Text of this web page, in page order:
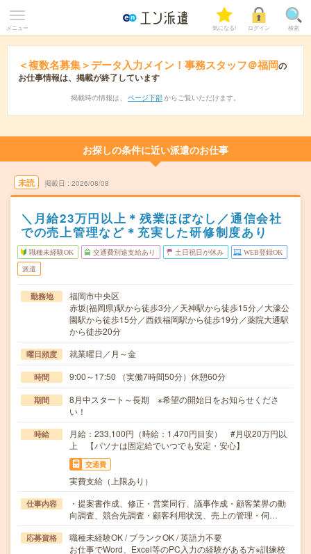
メニュー 気になる! ログイン 検索
＜複数名募集＞データ入力メイン！事務スタッフ＠福岡の
お仕事情報は、掲載が終了しています
掲載時の情報は、 ページ下部 からご覧いただけます。
お探しの条件に近い派遣のお仕事
未読 掲載日 2026/08/08
＼月給23万円以上＊残業ほぼなし／通信会社
での売上管理など＊充実した研修制度あり
職種未経験OK 交通費別途支給あり 土日祝日が休み WEB登録OK
派遣
勤務地
福岡市中央区
赤坂(福岡県)駅から徒歩3分／天神駅から徒歩15分／大濠公
園駅から徒歩15分／西鉄福岡駅から徒歩19分／薬院大通駅
から徒歩20分
曜日頻度 就業曜日／月～金
時間 9:00～17:50 （実働7時間50分）休憩60分
期間
8月中スタート～長期 ※希望の開始日をお知らせくださ
い！
時給
月給：233,100円（時給：1,470円目安） #月収20万円以
上 【パソナは固定給でいつでも安定・安心】
交通費
実費支給（上限あり）
仕事内容
・提案書作成、修正・営業同行、議事作成・顧客業界の動
向調査、競合先調査・顧客利用状況、売上の管理・伺…
応募資格
職種未経験OK / ブランクOK / 英語力不要
お仕事でWord、Excel等のPC入力の経験がある方※訓練校